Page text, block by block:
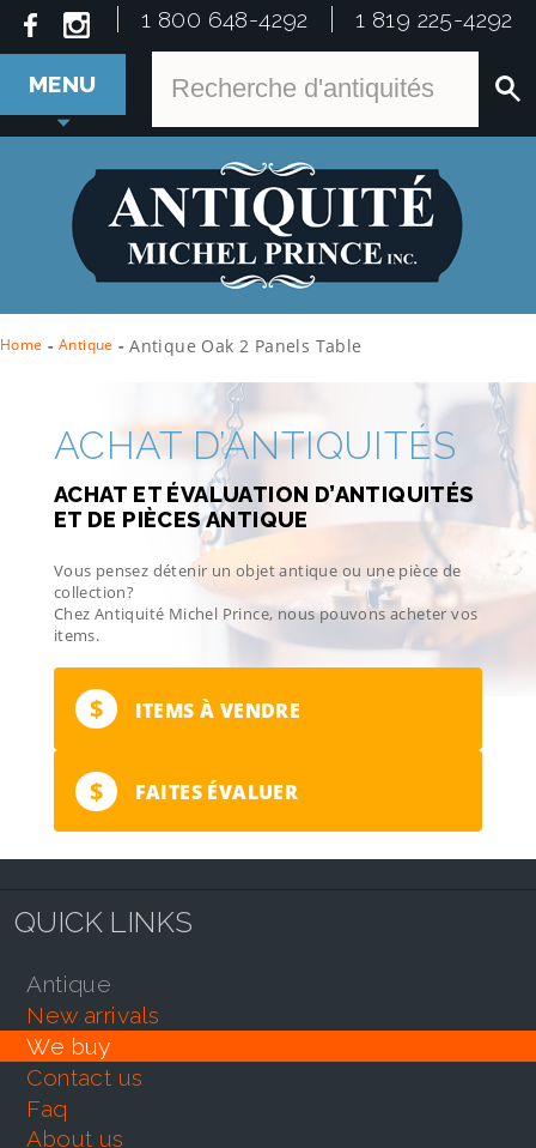
1 800 648-4292 1 819 225-4292
MENU
Home - Antique - Antique Oak 2 Panels Table
ACHAT D’ANTIQUITÉS
ACHAT ET ÉVALUATION D’ANTIQUITÉS
ET DE PIÈCES ANTIQUE
Vous pensez détenir un objet antique ou une pièce de
collection?
Chez Antiquité Michel Prince, nous pouvons acheter vos
items.
$ ITEMS À VENDRE
$ FAITES ÉVALUER
QUICK LINKS
antique
new arrivals
we buy
contact us
faq
about us